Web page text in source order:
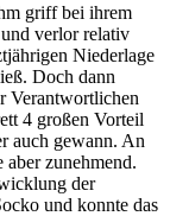
griff bei ihrem
verlor relativ
Niederlage
Doch dann
Verantwortlichen
4 großen Vorteil
auch gewann. An
zunehmend.
der
und konnte das